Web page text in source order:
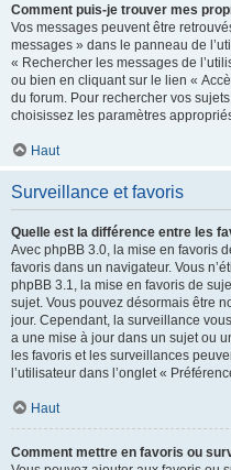
Comment puis-je trouver mes
Vos messages peuvent être
messages » dans le panneau de
« Rechercher les messages de
ou bien en cliquant sur le lien «
du forum. Pour rechercher vos
choisissez les paramètres
Haut
Surveillance et favoris
Quelle est la différence entre les
Avec phpBB 3.0, la mise en favoris
favoris dans un navigateur. Vous
phpBB 3.1, la mise en favoris de
sujet. Vous pouvez désormais être
jour. Cependant, la surveillance
a une mise à jour dans un sujet ou
les favoris et les surveillances
l’utilisateur dans l’onglet «
Haut
Comment mettre en favoris ou